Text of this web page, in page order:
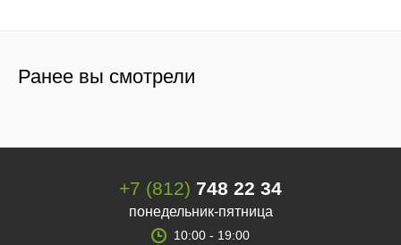
Ранее вы смотрели
+7 (812) 748 22 34
понедельник-пятница
10:00 - 19:00